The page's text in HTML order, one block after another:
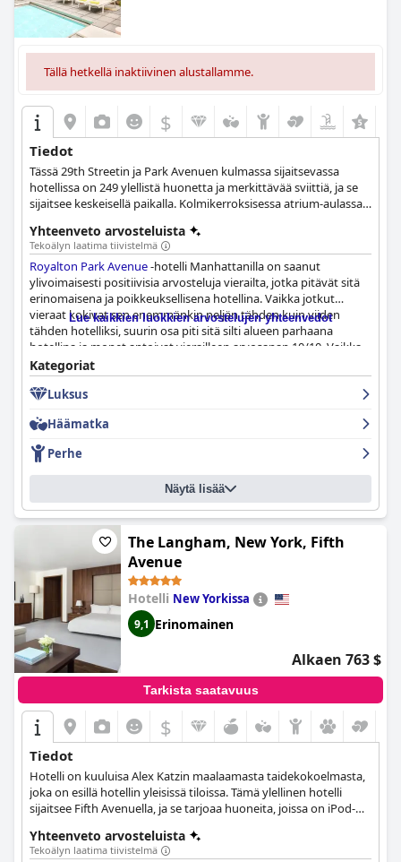
Tällä hetkellä inaktiivinen alustallamme.
$
Tiedot
Tässä 29th Streetin ja Park Avenuen kulmassa sijaitsevassa
hotellissa on 249 ylellistä huonetta ja merkittävää sviittiä, ja se
sijaitsee keskeisellä paikalla. Kolmikerroksisessa atrium-aulassa
takka ja dramaattiset Aubergine-kruunut.
Yhteenveto arvosteluista
Tekoälyn laatima tiivistelmä
Royalton Park Avenue-hotelli Manhattanilla on saanut
ylivoimaisesti positiivisia arvosteluja vierailta, jotka pitävät sitä
erinomaisena ja poikkeuksellisena hotellina. Vaikka jotkut
vieraat kokivat sen enemmänkin neljän tähden kuin viiden
tähden hotelliksi, suurin osa piti sitä silti alueen parhaana
hotellina ja monet antoivat vierailleen arvosanan 10/10. Vaikka
hotellin siisteyttä kritisoitiin jonkin verran, sen tilat ja palvelut
saivat laajalti ylistystä erinomaisina. Kaiken kaikkiaan hotelli on
erittäin suositeltava vieraiden keskuudessa, jotka nauttivat
Lue kaikkien luokkien arvostelujen yhteenvedot
Kategoriat
Luksus
Häämatka
Perhe
Näytä lisää
The Langham, New York, Fifth
Avenue
Hotelli New Yorkissa
9,1 Erinomainen
Alkaen 763 $
Tarkista saatavuus
$
Tiedot
Hotelli on kuuluisa Alex Katzin maalaamasta taidekokoelmasta,
joka on esillä hotellin yleisissä tiloissa. Tämä ylellinen hotelli
sijaitsee Fifth Avenuella, ja se tarjoaa huoneita, joissa on iPod-
Yhteenveto arvosteluista
Tekoälyn laatima tiivistelmä